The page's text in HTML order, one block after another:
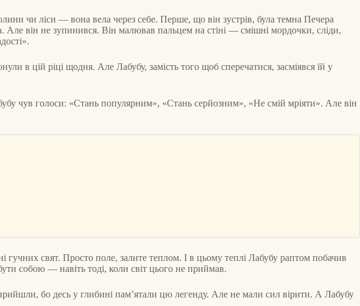
чи ліси — вона вела через себе. Перше, що він зустрів, була темна Печера
Але він не зупинився. Він малював пальцем на стіні — смішні мордочки, сліди,
в цій ріці щодня. Але Лабубу, замість того щоб сперечатися, засміявся їй у
чув голоси: «Стань популярним», «Стань серйозним», «Не смій мріяти». Але він
свят. Просто поле, залите теплом. І в цьому теплі Лабубу раптом побачив
собою — навіть тоді, коли світ цього не приймав.
бо десь у глибині пам’ятали цю легенду. Але не мали сил вірити. А Лабубу